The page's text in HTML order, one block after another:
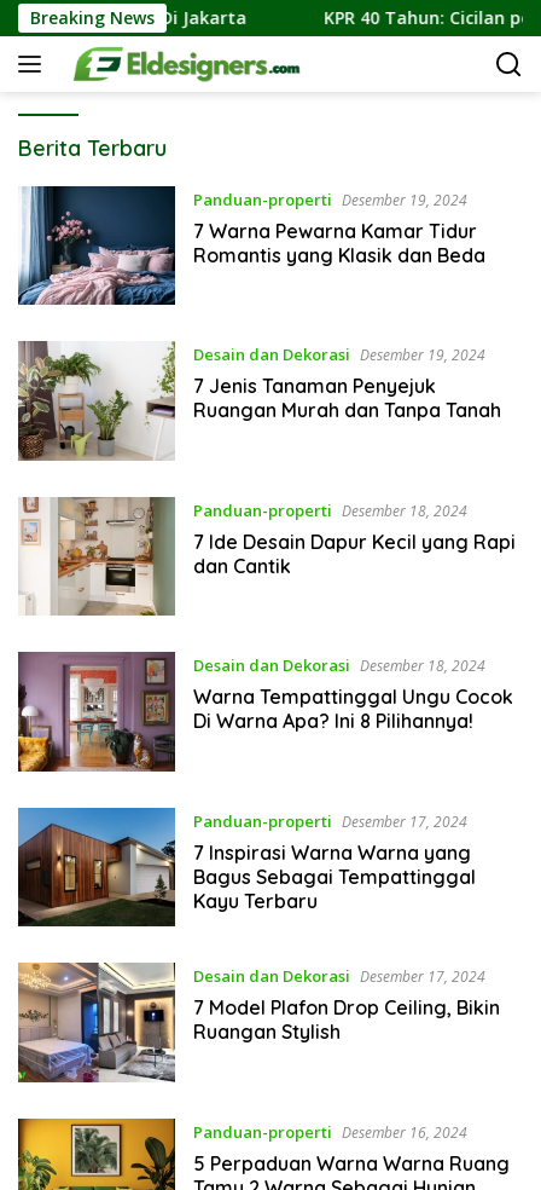
Langsung
ke
konten
Breaking News
Dunia Di Jakarta KPR 40 Tahun: Cicilan per
Elde
Berita Terbaru
Panduan-properti Desember 19, 2024
7 Warna Pewarna Kamar Tidur
Romantis yang Klasik dan Beda
Desain dan Dekorasi Desember 19, 2024
7 Jenis Tanaman Penyejuk
Ruangan Murah dan Tanpa Tanah
Panduan-properti Desember 18, 2024
7 Ide Desain Dapur Kecil yang Rapi
dan Cantik
Desain dan Dekorasi Desember 18, 2024
Warna Tempattinggal Ungu Cocok
Di Warna Apa​? Ini 8 Pilihannya!
Panduan-properti Desember 17, 2024
7 Inspirasi Warna Warna yang
Bagus Sebagai Tempattinggal
Kayu Terbaru
Desain dan Dekorasi Desember 17, 2024
7 Model Plafon Drop Ceiling, Bikin
Ruangan Stylish
Panduan-properti Desember 16, 2024
5 Perpaduan Warna Warna Ruang